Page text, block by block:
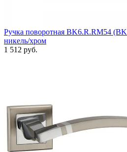
Ручка поворотная BK6.R.RM54
никель/хром
1 512 руб.